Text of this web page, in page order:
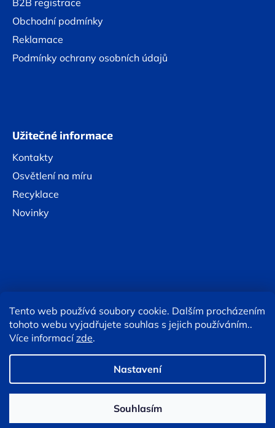
Tento web používá soubory cookie. Dalším procházením
tohoto webu vyjadřujete souhlas s jejich používáním..
Více informacízde.
Nastavení
Souhlasím
Obchodní podmínky
Reklamace
Podmínky ochrany osobních údajů
Užitečné informace
Kontakty
Osvětlení na míru
Recyklace
Novinky
Online platby:
Upravit nastavení cookies